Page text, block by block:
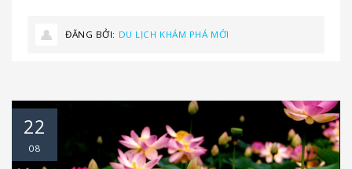
ĐĂNG BỞI: DU LỊCH KHÁM PHÁ MỚI
22
08